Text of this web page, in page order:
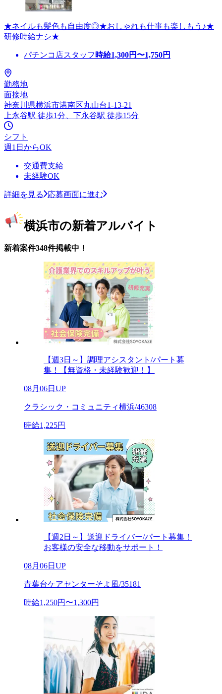
★ネイルも髪色も自由度◎★おしゃれも仕事も楽しもう♪★
研修時給ナシ★
パチンコ店スタッフ 時給1,300円〜1,750円
勤務地
面接地
神奈川県横浜市港南区丸山台1-13-21
上永谷駅 徒歩1分、下永谷駅 徒歩15分
シフト
週1日からOK
交通費支給
未経験OK
詳細を見る 応募画面に進む
横浜市の新着アルバイト
新着案件348件掲載中！
【週3日～】調理アシスタント/パート募
集！【無資格・未経験歓迎！】
08月06日UP
クラシック・コミュニティ横浜/46308
時給1,225円
【週2日～】送迎ドライバー/パート募集！
お客様の安全な移動をサポート！
08月06日UP
青葉台ケアセンターそよ風/35181
時給1,250円〜1,300円